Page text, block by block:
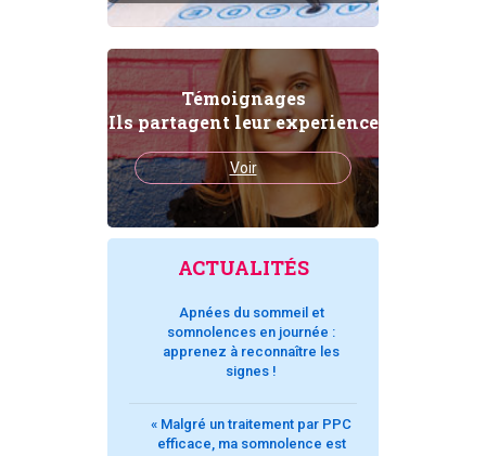
Témoignages
Ils partagent leur experience
Voir
ACTUALITÉS
Apnées du sommeil et
somnolences en journée :
apprenez à reconnaître les
signes !
« Malgré un traitement par PPC
efficace, ma somnolence est